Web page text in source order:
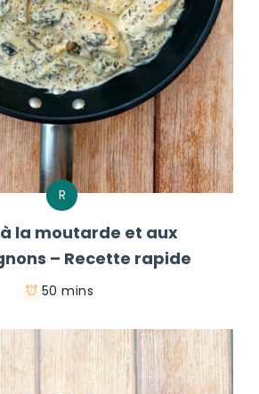
R
la moutarde et aux
– Recette rapide
50 mins